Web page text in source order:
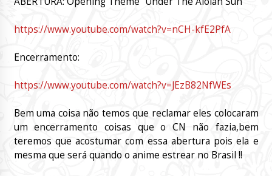
https://www.youtube.com/watch?v=nCH-kfE2PfA
Encerramento:
https://www.youtube.com/watch?v=JEzB82NfWEs
Bem uma coisa não temos que reclamar eles colocaram
um encerramento coisas que o CN não fazia,bem
teremos que acostumar com essa abertura pois ela e
mesma que será quando o anime estrear no Brasil !!